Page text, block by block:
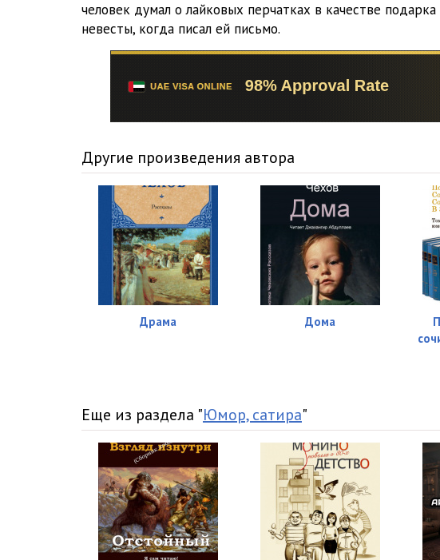
человек думал о лайковых перчатках в качестве
невесты, когда писал ей письмо.
Другие произведения автора
Драма Дома
Еще из раздела "Юмор, сатира"